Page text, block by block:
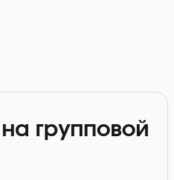
групповой